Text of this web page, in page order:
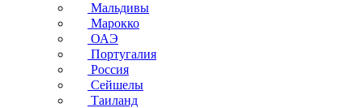
Мальдивы
Марокко
ОАЭ
Португалия
Россия
Сейшелы
Таиланд